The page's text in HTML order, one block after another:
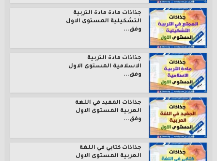
جذاذات مادة مادة التربية
التشكيلية المستوى الاول
وفق...
جذاذات مادة التربية
الاسلامية المستوى الاول
وفق...
جذاذات المفيد في اللغة
العربية المستوى الاول
وفق...
جذاذات كتابي في اللغة
العربية المستوى الاول